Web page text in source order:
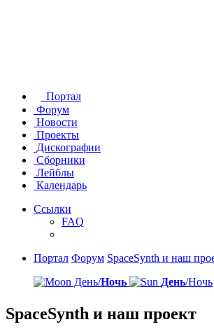
Портал
Форум
Новости
Проекты
Дискографии
Сборники
Лейблы
Календарь
Ссылки
FAQ
Портал Форум SpaceSynth и наш
День/Ночь День/Ночь
SpaceSynth и наш проект